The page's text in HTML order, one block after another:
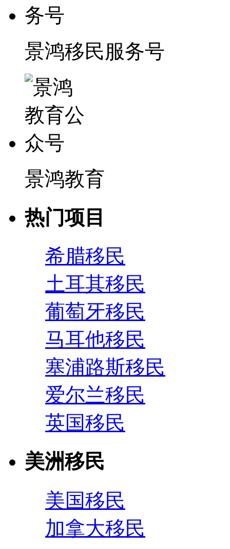
景鸿移民服务号
景鸿教育
热门项目
希腊移民
土耳其移民
葡萄牙移民
马耳他移民
塞浦路斯移民
爱尔兰移民
英国移民
美洲移民
美国移民
加拿大移民